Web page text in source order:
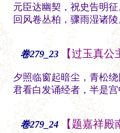
元臣达幽契，祝史告明
回风卷丛柏，骤雨湿诸
卷279_23 【过玉真
夕照临窗起暗尘，青松
君看白发诵经者，半是
卷279_24 【题嘉祥